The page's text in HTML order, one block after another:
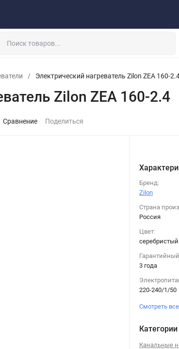
/ Электрический нагреватель Zilon ZEA 160-
Zilon ZEA 160-2.4
Сравнение Поделиться
Бренд:
Zilon
Страна
Россия
Цвет:
серебристый
3 года
220-240/1/50
Смотреть все
Категории
Канальные